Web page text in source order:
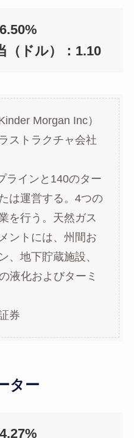
（ドル）：1.10
Morgan Inc）
ストラクチャ会社
ラインと140のター
は運営する。4つの
を行う。天然ガス
ントには、州間お
、地下貯蔵施設、
液化およびターミ
券
ター